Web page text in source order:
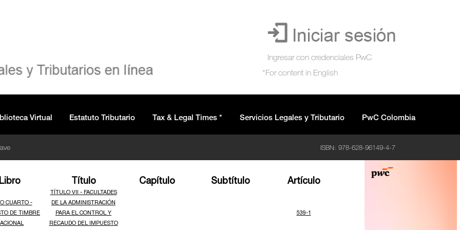
Virtual Estatuto Tributario Tax & Legal Times * Servicios Legales y Tributario PwC Colombia
ISBN: 978-628-96149-4-7